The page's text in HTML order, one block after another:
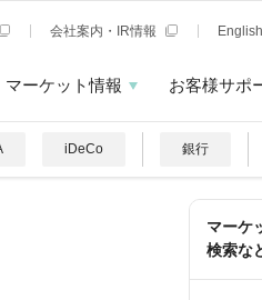
会社案内・IR情報
マーケット情報 お客様サポ
iDeCo 銀行
マーケ
検索な